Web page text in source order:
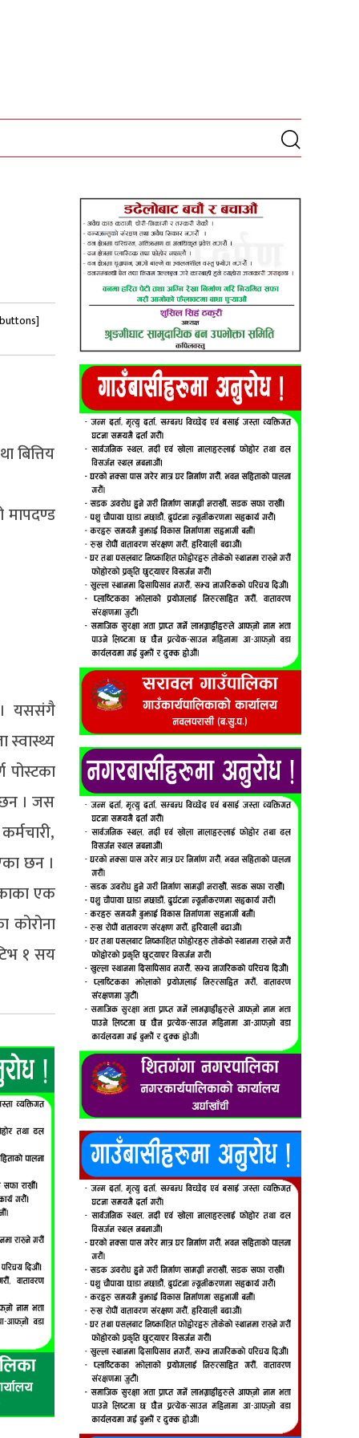
मापदण्ड
। यससंगै
स्वास्थ्य
पोस्टका
छन । जस
छन ।
एक
कोरोना
१ सय